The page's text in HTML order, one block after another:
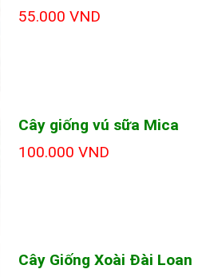
55.000 VND
Cây giống vú sữa Mica
100.000 VND
Cây Giống Xoài Đài Loan